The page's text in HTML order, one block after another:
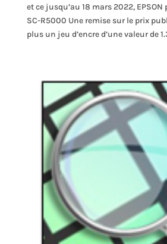
et ce jusqu’au 18 mars 2022, EPSON
SC-R5000 Une remise sur le prix
plus un jeu d’encre d’une valeur de